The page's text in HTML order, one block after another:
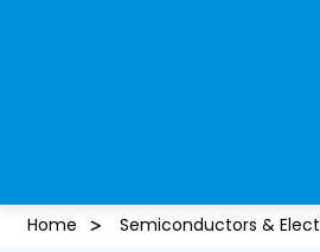
Home Semiconductors &